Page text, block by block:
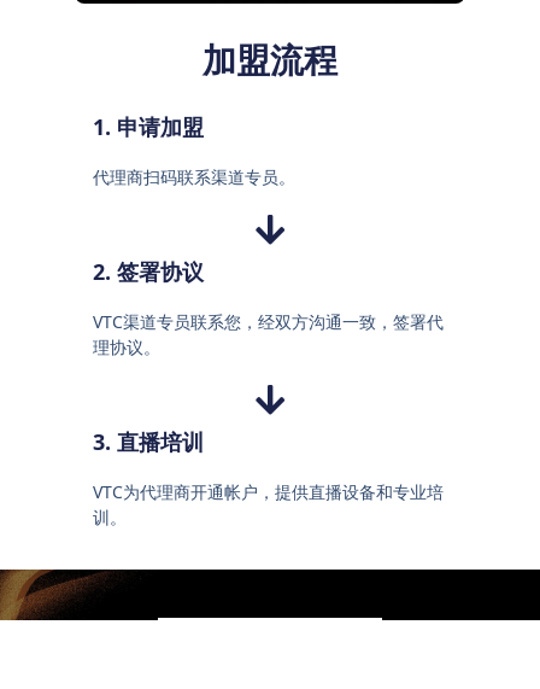
加盟流程
1. 申请加盟
代理商扫码联系渠道专员。
2. 签署协议
VTC渠道专员联系您，经双方沟通一致，签署代
理协议。
3. 直播培训
VTC为代理商开通帐户，提供直播设备和专业培
训。